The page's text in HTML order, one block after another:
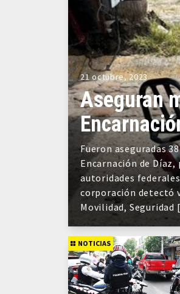
21 octubre, 2023
Aseguran
Fueron aseguradas
Encarnación de
autoridades
corporación detectó
Movilidad,
NOTICIAS